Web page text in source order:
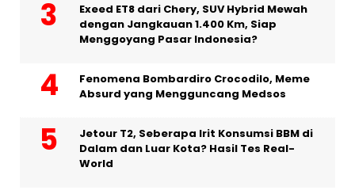
Exeed ET8 dari Chery, SUV Hybrid Mewah
dengan Jangkauan 1.400 Km, Siap
Menggoyang Pasar Indonesia?
Fenomena Bombardiro Crocodilo, Meme
Absurd yang Mengguncang Medsos
Jetour T2, Seberapa Irit Konsumsi BBM di
Dalam dan Luar Kota? Hasil Tes Real-
World